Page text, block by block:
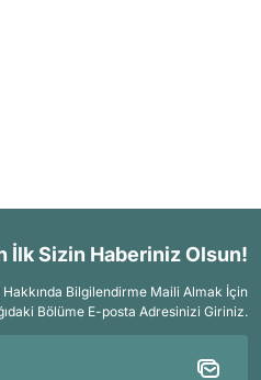
İlk Sizin Haberiniz Olsun!
Bilgilendirme Maili Almak İçin
Bölüme E-posta Adresinizi Giriniz.